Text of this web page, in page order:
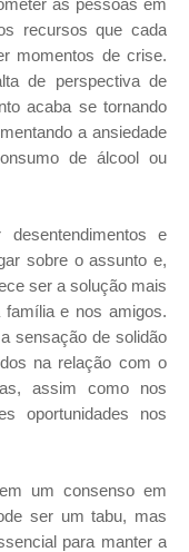
as pessoas em
recursos que cada
momentos de crise.
de perspectiva de
acaba se tornando
a ansiedade
de álcool ou
e
sobre o assunto e,
ser a solução mais
e nos amigos.
sensação de solidão
na relação com o
assim como nos
oportunidades nos
um consenso em
ser um tabu, mas
para manter a